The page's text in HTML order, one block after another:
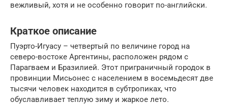
вежливый, хотя и не особенно говорит по-английски.
Краткое описание
Пуэрто-Игуасу – четвертый по величине город на
северо-востоке Аргентины, расположен рядом с
Парагваем и Бразилией. Этот приграничный городок в
провинции Мисьонес с населением в восемьдесят две
тысячи человек находится в субтропиках, что
обуславливает теплую зиму и жаркое лето.